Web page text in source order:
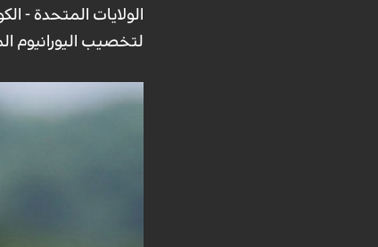
الولايات المتحدة -
لتخصيب اليورانيوم